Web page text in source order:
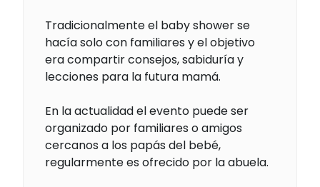
Tradicionalmente el baby shower se
hacía solo con familiares y el objetivo
era compartir consejos, sabiduría y
lecciones para la futura mamá.
En la actualidad el evento puede ser
organizado por familiares o amigos
cercanos a los papás del bebé,
regularmente es ofrecido por la abuela.